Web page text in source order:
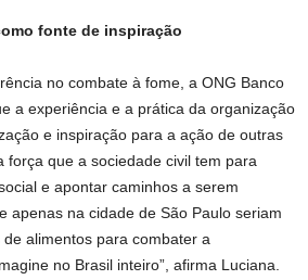
fonte de inspiração
no combate à fome, a ONG Banco
a experiência e a prática da organização
e inspiração para a ação de outras
força que a sociedade civil tem para
e apontar caminhos a serem
apenas na cidade de São Paulo seriam
alimentos para combater a
no Brasil inteiro”, afirma Luciana.